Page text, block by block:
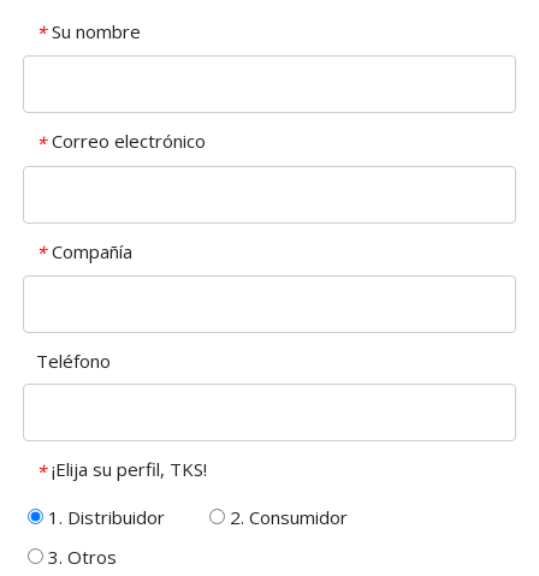
* Su nombre
* Correo electrónico
* Compañía
Teléfono
* ¡Elija su perfil, TKS!
1. Distribuidor
2. Consumidor
3. Otros